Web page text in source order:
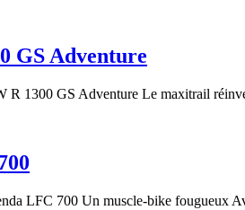
GS Adventure
1300 GS Adventure Le maxitrail
LFC 700 Un muscle-bike fougueux